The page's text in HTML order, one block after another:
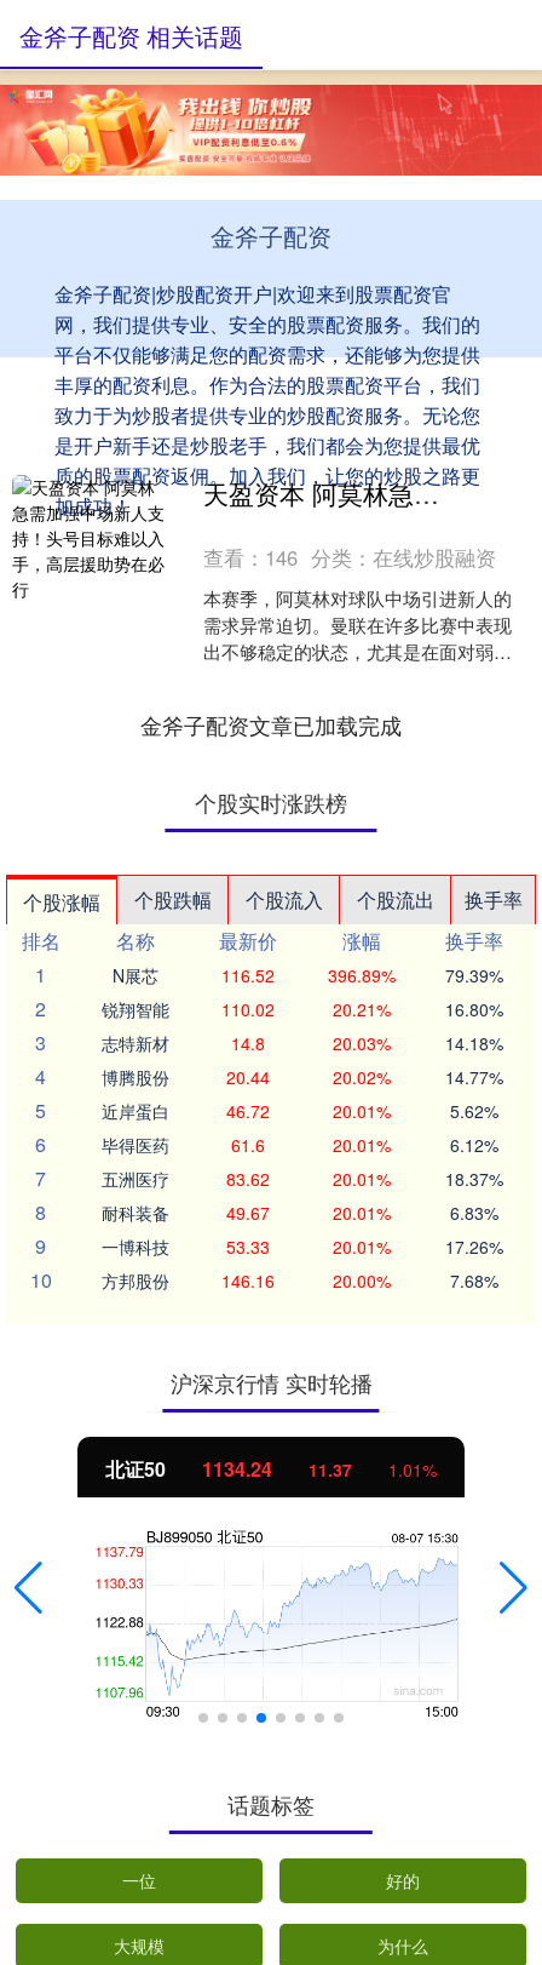
金斧子配资
金斧子配资|炒股配资开户|欢迎来到股票配资官
网，我们提供专业、安全的股票配资服务。我们的
平台不仅能够满足您的配资需求，还能够为您提供
丰厚的配资利息。作为合法的股票配资平台，我们
致力于为炒股者提供专业的炒股配资服务。无论您
是开户新手还是炒股老手，我们都会为您提供最优
质的股票配资返佣。加入我们，让您的炒股之路更
加成功！
金斧子配资 相关话题
天盈资本 阿莫林急需加强中场新人支持！头号目标难以入手，高层援助势在必行
查看： 146 分类：在线炒股融资
本赛季，阿莫林对球队中场引进新人的
需求异常迫切。曼联在许多比赛中表现
出不够稳定的状态，尤其是在面对弱旅
金斧子配资文章已加载完成
个股实时涨跌榜
个股涨幅 个股跌幅 个股流入 个股流出
换手率
排名
名称 最新价 涨幅
换手率
1
N展芯 116.52 396.89% 79.39%
2 锐翔智能 110.02 20.21% 16.80%
3 志特新材 14.8 20.03% 14.18%
4 博腾股份 20.44 20.02% 14.77%
5 近岸蛋白 46.72 20.01% 5.62%
6 毕得医药 61.6 20.01% 6.12%
7 五洲医疗 83.62 20.01% 18.37%
8 耐科装备 49.67 20.01% 6.83%
9 一博科技 53.33 20.01% 17.26%
10 方邦股份 146.16 20.00% 7.68%
沪深京行情 实时轮播
北证50 1134.24 11.37 1.01%
话题标签
一位 好的
大规模 为什么